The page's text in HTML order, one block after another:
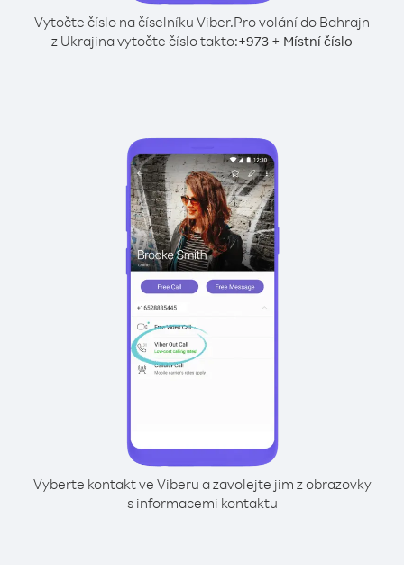
Vytočte číslo na číselníku Viber.Pro volání do Bahrajn
z Ukrajina vytočte číslo takto:+973 + Místní číslo
Vyberte kontakt ve Viberu a zavolejte jim z obrazovky
s informacemi kontaktu